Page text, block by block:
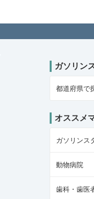
ガソリン
都道府県で
オススメ
ガソリンス
動物病院
歯科・歯医